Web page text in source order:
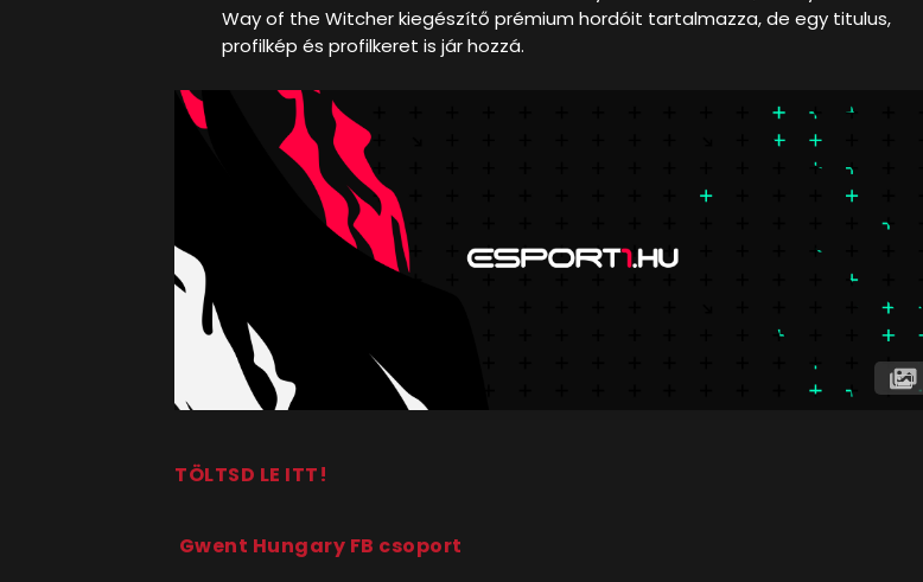
Way of the Witcher kiegészítő prémium hordóit tartalmazza, de egy titulus,
profilkép és profilkeret is jár hozzá.
TÖLTSD LE ITT!
Gwent Hungary FB csoport